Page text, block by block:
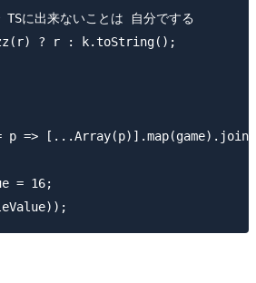
に出来ないことは 自分でする
? r : k.toString();
p =>
= 16;